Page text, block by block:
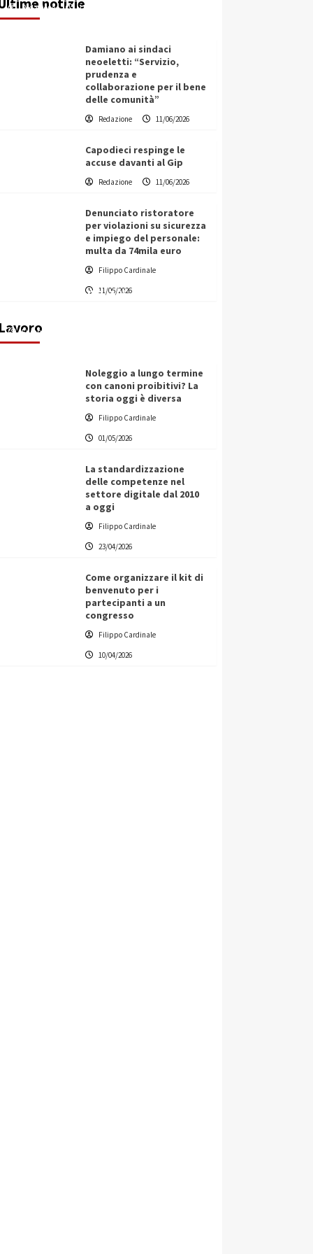
Redazione 11/06/2026
Damiano ai sindaci
neoeletti: “Servizio,
prudenza e
collaborazione per il bene
delle comunità”
Redazione 11/06/2026
Capodieci respinge le
accuse davanti al Gip
Redazione 11/06/2026
Denunciato ristoratore
per violazioni su sicurezza
e impiego del personale:
multa da 74mila euro
Filippo Cardinale
11/06/2026
Lavoro
Vino in Italia: il giro d’affari
contribuisce all’1,1% del PIL
Filippo Cardinale
Noleggio a lungo termine
con canoni proibitivi? La
storia oggi è diversa
Filippo Cardinale
01/05/2026
La standardizzazione
delle competenze nel
settore digitale dal 2010
a oggi
Filippo Cardinale
23/04/2026
Come organizzare il kit di
benvenuto per i
partecipanti a un
congresso
Filippo Cardinale
10/04/2026